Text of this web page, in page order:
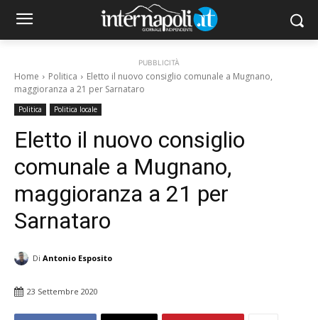
PUBBLICITÀ
Home Politica
Eletto il nuovo consiglio comunale a Mugnano,
maggioranza a 21 per Sarnataro
Politica Politica locale
Eletto il nuovo consiglio
comunale a Mugnano,
maggioranza a 21 per
Sarnataro
Di Antonio Esposito
23 Settembre 2020